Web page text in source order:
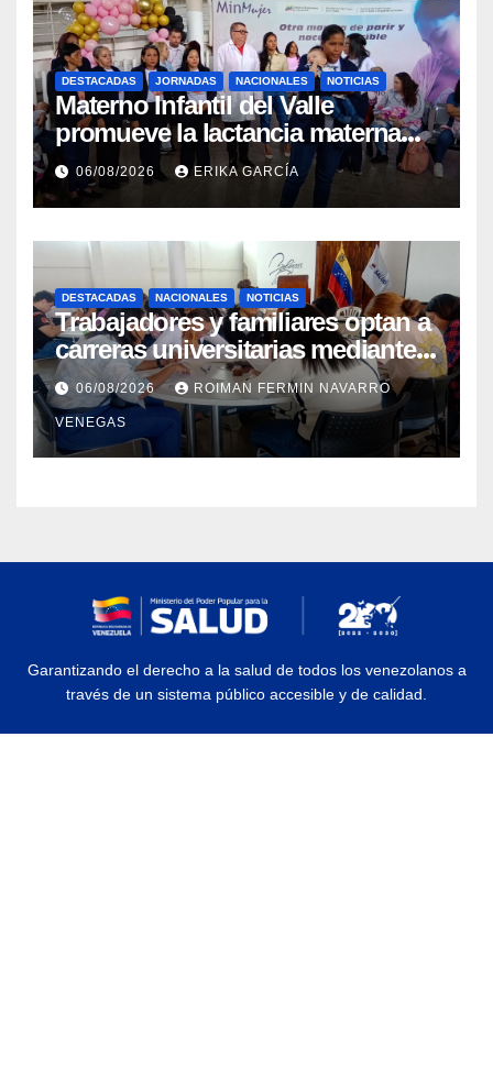
DESTACADAS JORNADAS NACIONALES NOTICIAS
Materno Infantil del Valle
promueve la lactancia materna
como un inicio sostenible para la
vida
06/08/2026 ERIKA GARCÍA
DESTACADAS NACIONALES NOTICIAS
Trabajadores y familiares optan a
carreras universitarias mediante
convenio entre MinSalud y la
UCV
06/08/2026 ROIMAN FERMIN NAVARRO
VENEGAS
Garantizando el derecho a la salud de todos los venezolanos a
través de un sistema público accesible y de calidad.